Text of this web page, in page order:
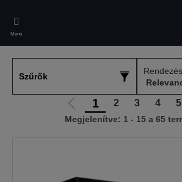
main
content
Menü
Szűrők
Előző
oldalra
1 2 3 4 5
Megjelenítve: 1 - 15 a 65